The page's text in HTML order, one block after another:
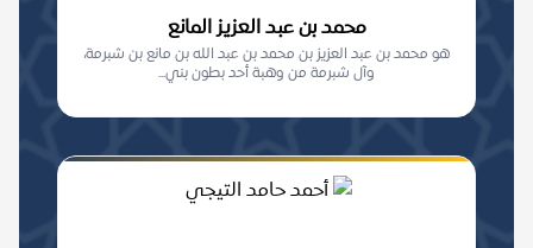
محمد بن عبد العزيز المانع
هو محمد بن عبد العزيز بن محمد بن عبد الله بن مانع بن شبرمة،
وآل شبرمة من وهبة أحد بطون بني...